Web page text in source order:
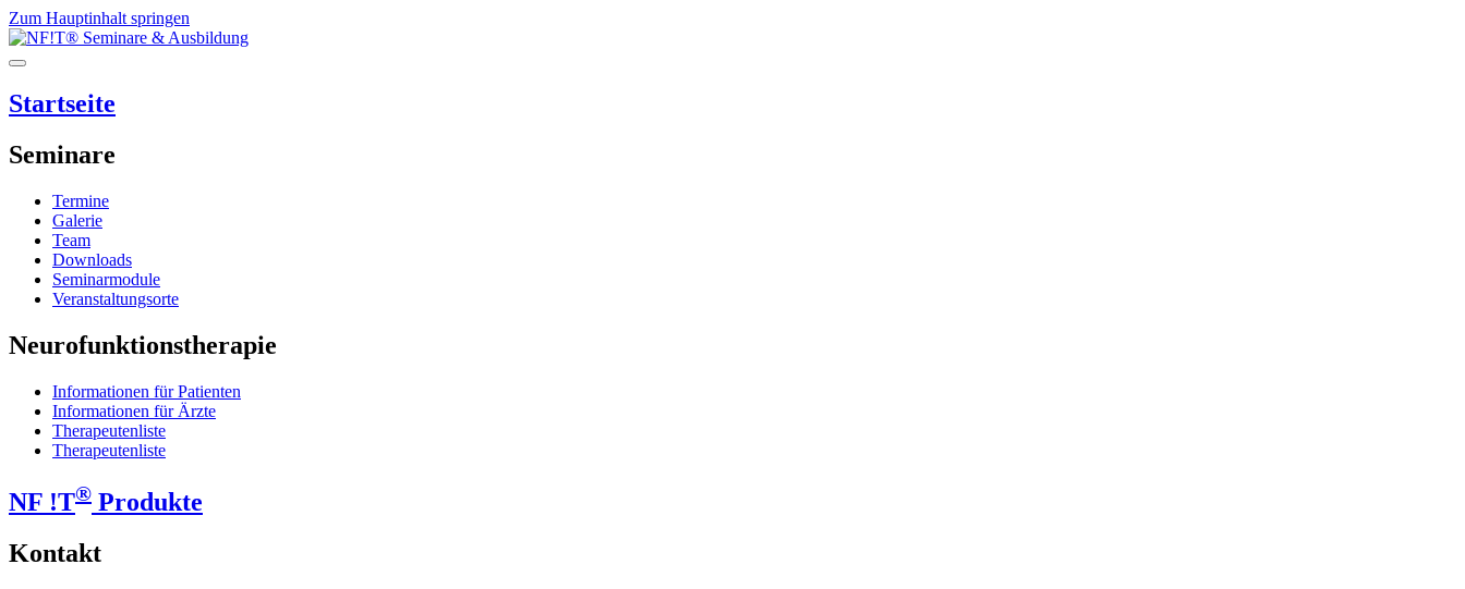
Zum Hauptinhalt springen
Startseite
Seminare
Termine
Galerie
Team
Downloads
Seminarmodule
Veranstaltungsorte
Neurofunktionstherapie
Informationen für Patienten
Informationen für Ärzte
Therapeutenliste
Therapeutenliste
NF !T® Produkte
Kontakt